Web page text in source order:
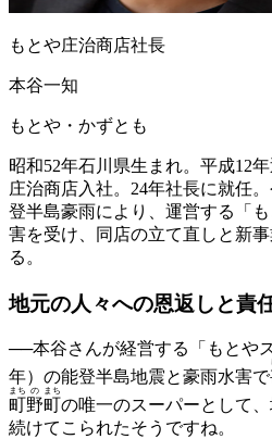
もとや庄治商店社長
本谷一知
もとや・かずとも
昭和52年石川県生まれ。平成12
庄治商店入社。24年社長に就任
登半島豪雨により、運営する「
害を受け、同店の立て直しと新
る。
地元の人々への恩返しと責
──本谷さんが経営する「もとや
年）の能登半島地震と豪雨水害で
町
まち
野
の
町
まち
の唯一のスーパーとして
続けてこられたそうですね。